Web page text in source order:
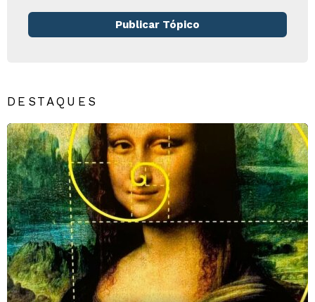
Publicar Tópico
DESTAQUES